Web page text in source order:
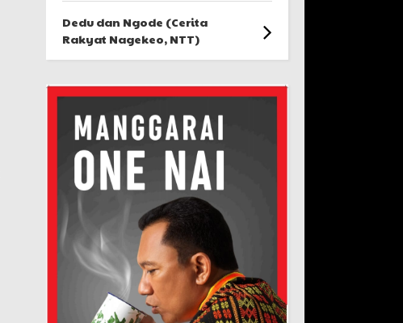
Dedu dan Ngode (Cerita
Rakyat Nagekeo, NTT)